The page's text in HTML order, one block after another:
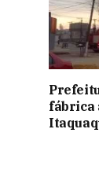
fábrica